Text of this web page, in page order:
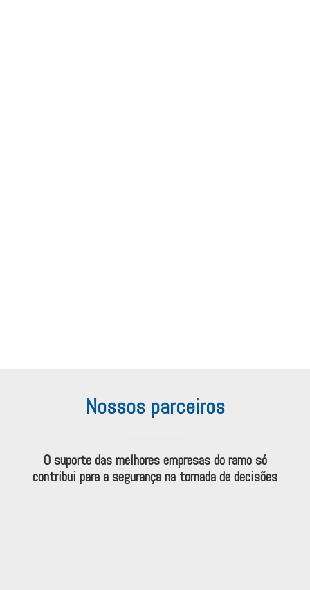
Nossos parceiros
O suporte das melhores empresas do ramo só
contribui para a segurança na tomada de decisões